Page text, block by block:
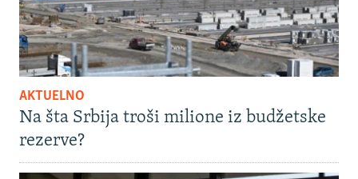
AKTUELNO
Na šta Srbija troši milione iz budžetske
rezerve?